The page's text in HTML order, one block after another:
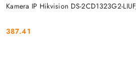
Kamera IP Hikvision DS-2CD1323G2-
Cena:
387.41